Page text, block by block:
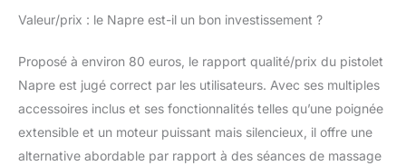
tr/min (32 niveaux de
service long: Réglage
de vitesse en continu,
allant de 1400 à 3000
tr/min sont fournis par
le rouleau pour de
Valeur/prix : le Napre est-il un bon investissement ?
Proposé à environ 80 euros, le rapport qualité/prix du pistolet
Napre est jugé correct par les utilisateurs. Avec ses multiples
accessoires inclus et ses fonctionnalités telles qu’une poignée
extensible et un moteur puissant mais silencieux, il offre une
alternative abordable par rapport à des séances de massage